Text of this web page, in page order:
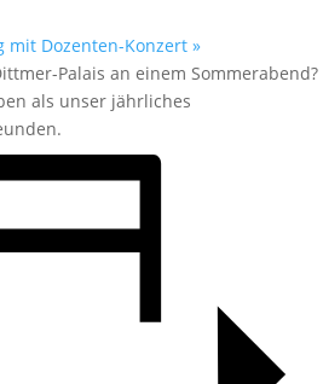
mit Dozenten-Konzert »
Palais an einem Sommerabend?
als unser jährliches